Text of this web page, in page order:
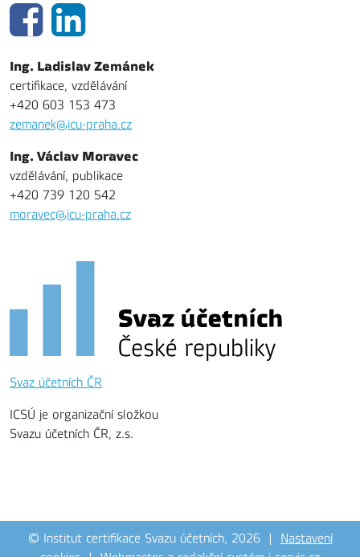
Ing. Ladislav Zemánek
certifikace, vzdělávání
+420 603 153 473
zemanek@icu-praha.cz
Ing. Václav Moravec
vzdělávání, publikace
+420 739 120 542
moravec@icu-praha.cz
Svaz účetních ČR
ICSÚ je organizační složkou
Svazu účetních ČR, z.s.
© Institut certifikace Svazu účetních, 2026 | Nastavení